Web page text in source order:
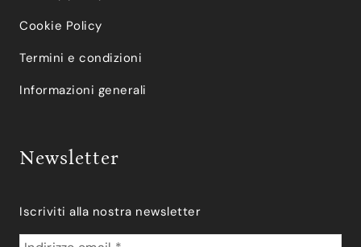
Cookie Policy
Termini e condizioni
Informazioni generali
Newsletter
Iscriviti alla nostra newsletter